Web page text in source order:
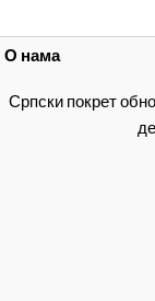
О нама
Српски покрет